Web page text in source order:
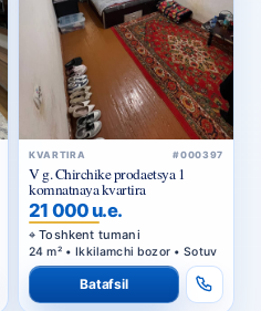
KVARTIRA #000397
V g. Chirchike prodaetsya 1
komnatnaya kvartira
21 000 u.e.
Toshkent tumani
24 m² • Ikkilamchi bozor • Sotuv
Batafsil